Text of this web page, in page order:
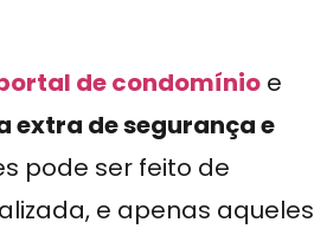
de condomínio e
extra de segurança e
pode ser feito de
e apenas aqueles